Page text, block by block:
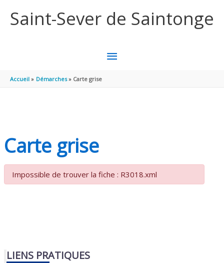
Saint-Sever de Saintonge
MENU
Accueil Démarches Carte grise
Carte grise
Impossible de trouver la fiche : R3018.xml
LIENS PRATIQUES